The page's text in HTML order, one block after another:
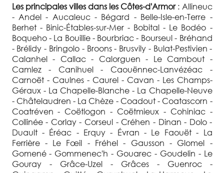
Les principales villes dans les Côtes-d'Armor: Allineuc
- Andel - Aucaleuc - Bégard - Belle-Isle-en-Terre -
Berhet - Binic-Étables-sur-Mer - Bobital - Le Bodéo -
Boqueho - La Bouillie - Bourbriac - Bourseul - Bréhand
- Brélidy - Bringolo - Broons - Brusvily - Bulat-Pestivien -
Calanhel - Callac - Calorguen - Le Cambout -
Camlez - Canihuel - Caouënnec-Lanvézéac -
Carnoët - Caulnes - Caurel - Cavan - Les Champs-
Géraux - La Chapelle-Blanche - La Chapelle-Neuve
- Châtelaudren - La Chèze - Coadout - Coatascorn -
Coatréven - Coëtlogon - Coëtmieux - Cohiniac -
Collinée - Corlay - Corseul - Créhen - Dinan - Dolo -
Duault - Éréac - Erquy - Évran - Le Faouët - La
Ferrière - Le Fœil - Fréhel - Gausson - Glomel -
Gomené - Gommenec'h - Gouarec - Goudelin - Le
Gouray - Grâce-Uzel - Grâces - Guenroc -